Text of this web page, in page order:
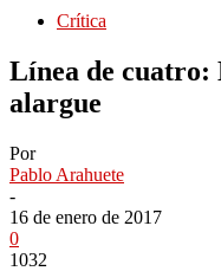
Crítica
Línea de cuatro:
alargue
Por
Pablo Arahuete
-
16 de enero de 2017
0
1032